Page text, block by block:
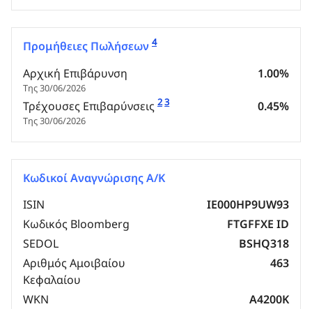
Προμήθειες Πωλήσεων 4
Αρχική Επιβάρυνση
Της 30/06/2026
1.00%
Τρέχουσες Επιβαρύνσεις 23
Της 30/06/2026
0.45%
Κωδικοί Αναγνώρισης Α/Κ
ISIN
IE000HP9UW93
Κωδικός Bloomberg
FTGFFXE ID
SEDOL
BSHQ318
Αριθμός Αμοιβαίου
Κεφαλαίου
463
WKN
A4200K